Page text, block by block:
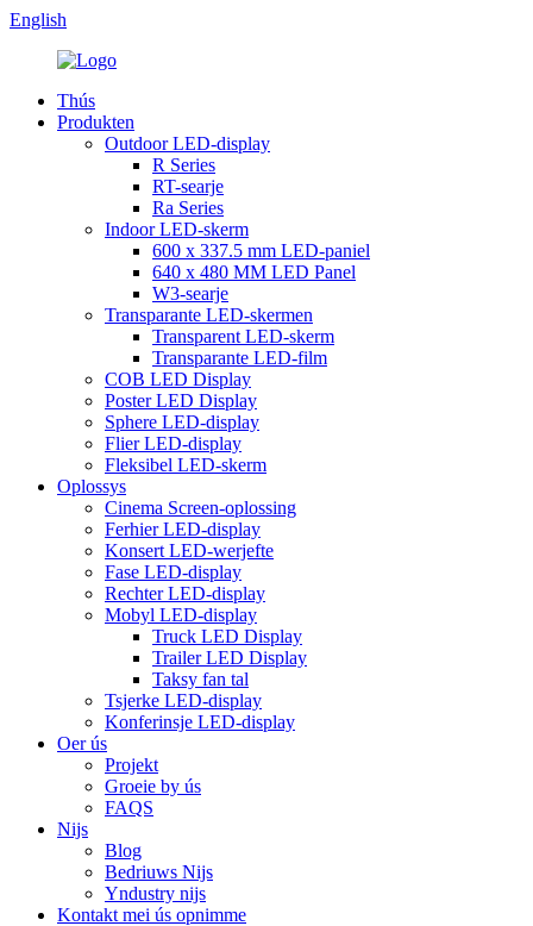
English
Thús
Produkten
Outdoor LED-display
R Series
RT-searje
Ra Series
Indoor LED-skerm
600 x 337.5 mm LED-paniel
640 x 480 MM LED Panel
W3-searje
Transparante LED-skermen
Transparent LED-skerm
Transparante LED-film
COB LED Display
Poster LED Display
Sphere LED-display
Flier LED-display
Fleksibel LED-skerm
Oplossys
Cinema Screen-oplossing
Ferhier LED-display
Konsert LED-werjefte
Fase LED-display
Rechter LED-display
Mobyl LED-display
Truck LED Display
Trailer LED Display
Taksy fan tal
Tsjerke LED-display
Konferinsje LED-display
Oer ús
Projekt
Groeie by ús
FAQS
Nijs
Blog
Bedriuws Nijs
Yndustry nijs
Kontakt mei ús opnimme